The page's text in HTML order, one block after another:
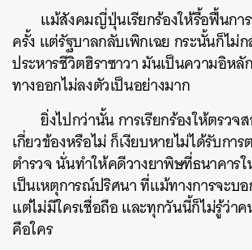
แม้สังคมญี่ปุ่นเรียกร้องให้รื้อฟื้นก
ครั้ง แต่รัฐบาลกลับเพิกเฉย กระนั้นก็ไม่
ประหารชีวิตฮิราซาวา มันเป็นความอิหลั
ทางออกไม่ลงตัวเป็นอย่างมาก
ยิ่งไปกว่านั้น การเรียกร้องให้ตรวจ
เกี่ยวข้องหรือไม่ ก็เงียบหายไม่ได้รับกา
ตำรวจ นั่นทำให้คดีวางยาพิษที่ธนาคารใ
เป็นเหตุการณ์ปริศนา ที่แม้ทางการจะบ
แต่ไม่มีใครเชื่อถือ และทุกวันนี้ก็ไม่รู้ว่า
คือใคร